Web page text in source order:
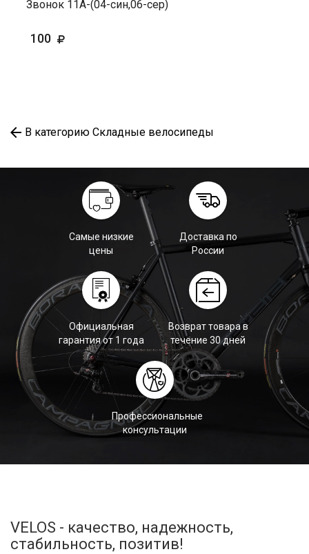
Звонок 11А-(04-син,06-сер)
100
В категорию Складные велосипеды
Самые низкие
цены
Доставка по
России
Официальная
гарантия от 1 года
Возврат товара в
течение 30 дней
Профессиональные
консультации
VELOS - качество, надежность,
стабильность, позитив!